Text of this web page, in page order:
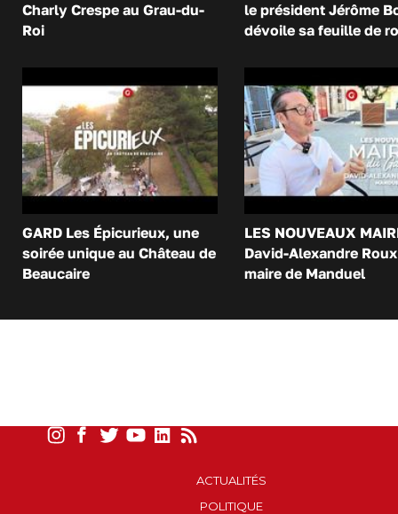
Charly Crespe au Grau-du-
Roi
le président Jérôme
dévoile sa feuille de
GARD Les Épicurieux, une
soirée unique au Château de
Beaucaire
LES NOUVEAUX
David-Alexandre
maire de Manduel
ACTUALITÉS
POLITIQUE